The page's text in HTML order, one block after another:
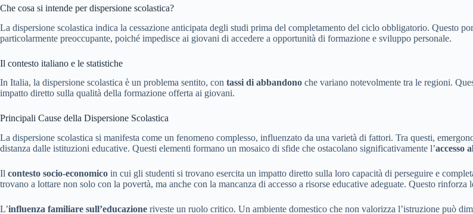
Che cosa si intende per dispersione scolastica?
La dispersione scolastica indica la cessazione anticipata degli studi prima del completamento del ciclo obbligatorio. Questo
particolarmente preoccupante, poiché impedisce ai giovani di accedere a opportunità di formazione e sviluppo personale.
Il contesto italiano e le statistiche
In Italia, la dispersione scolastica è un problema sentito, con tassi di abbandono che variano notevolmente tra le regioni.
impatto diretto sulla qualità della formazione offerta ai giovani.
Principali Cause della Dispersione Scolastica
La dispersione scolastica si manifesta come un fenomeno complesso, influenzato da una varietà di fattori. Tra questi,
distanza dalle istituzioni educative. Questi elementi formano un mosaico di sfide che ostacolano significativamente l’accesso
Il contesto socio-economico in cui gli studenti si trovano esercita un impatto diretto sulla loro capacità di perseguire e
trovano a lottare non solo con la povertà, ma anche con la mancanza di accesso a risorse educative adeguate. Questo rinforza
L’influenza familiare sull’educazione riveste un ruolo critico. Un ambiente domestico che non valorizza l’istruzione può